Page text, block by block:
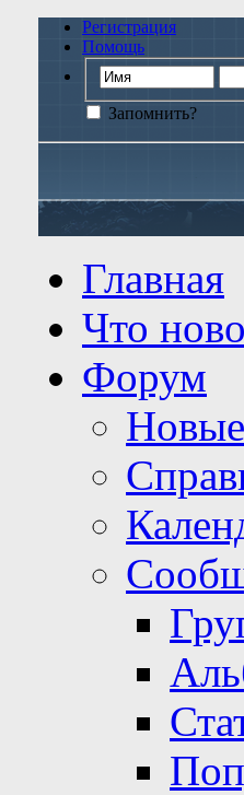
Регистрация
Помощь
Запомнить?
Главная
Что
Форум